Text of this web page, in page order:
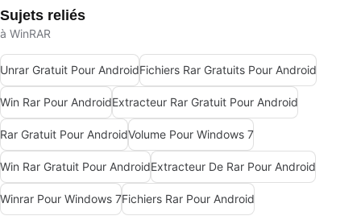
Sujets reliés
à WinRAR
Unrar Gratuit Pour AndroidFichiers Rar Gratuits Pour Android
Win Rar Pour AndroidExtracteur Rar Gratuit Pour Android
Rar Gratuit Pour AndroidVolume Pour Windows 7
Win Rar Gratuit Pour AndroidExtracteur De Rar Pour Android
Winrar Pour Windows 7Fichiers Rar Pour Android